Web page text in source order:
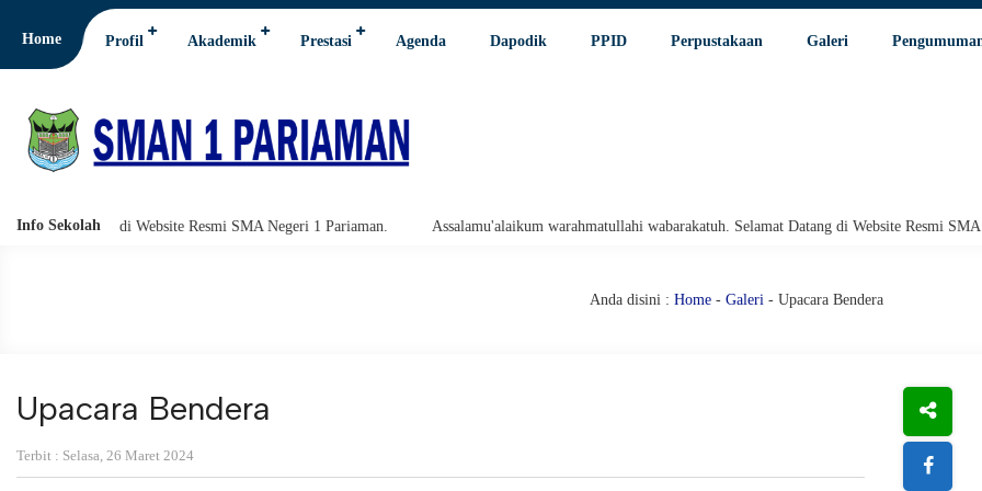
Home Profil Akademik Prestasi Agenda Dapodik PPID Perpustakaan Galeri
Info Sekolah
SMA Negeri 1 Pariaman. Assalamu'alaikum warahmatullahi wabarakatuh. Selamat Datang di Website Resmi SMA Negeri 1 Pariaman.
Anda disini : Home - Galeri - Upacara Bendera
Upacara Bendera
Terbit : Selasa, 26 Maret 2024